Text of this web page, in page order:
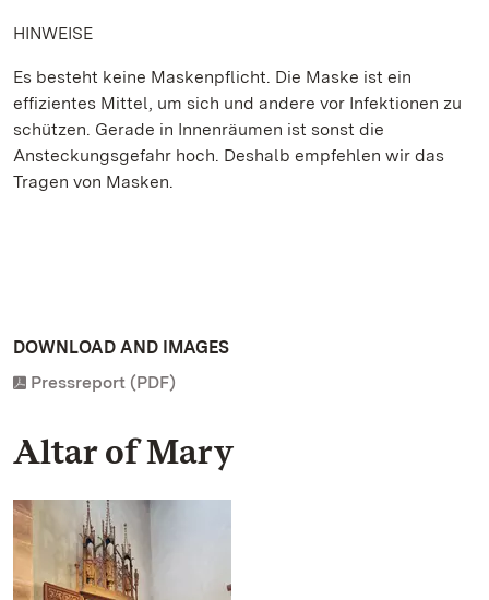
HINWEISE
Es besteht keine Maskenpflicht. Die Maske ist ein
effizientes Mittel, um sich und andere vor Infektionen zu
schützen. Gerade in Innenräumen ist sonst die
Ansteckungsgefahr hoch. Deshalb empfehlen wir das
Tragen von Masken.
DOWNLOAD AND IMAGES
Pressreport (PDF)
Altar of Mary